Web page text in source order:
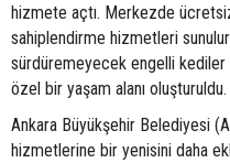
hizmete açtı. Merkezde
sahiplendirme hizmetleri
sürdüremeyecek engelli
özel bir yaşam alanı oluşturuldu.
Ankara Büyükşehir Belediyesi
hizmetlerine bir yenisini daha